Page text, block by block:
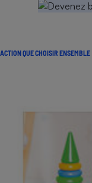
ACTION QUE CHOISIR ENSEMBLE